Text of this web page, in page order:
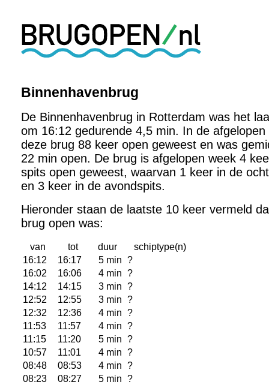
Binnenhavenbrug
De Binnenhavenbrug in Rotterdam was het
om 16:12 gedurende 4,5 min. In de afgelopen
deze brug 88 keer open geweest en was
22 min open. De brug is afgelopen week 4
spits open geweest, waarvan 1 keer in de
en 3 keer in de avondspits.
Hieronder staan de laatste 10 keer vermeld
brug open was:
van tot duur
schiptype(n)
16:12
16:17 5 min
?
16:02
16:06 4 min
?
14:12
14:15 3 min
?
12:52
12:55 3 min
?
12:32
12:36 4 min
?
11:53
11:57 4 min
?
11:15
11:20 5 min
?
10:57
11:01 4 min
?
08:48
08:53 4 min
?
08:23
08:27 5 min ?